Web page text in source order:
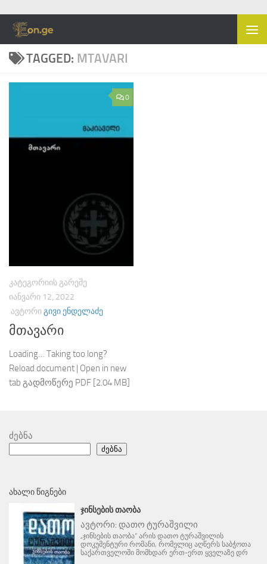
Skip to content
TAGGED: MTAVARI
0
ᲙᲐᲢᲔᲒᲝᲠᲘᲘᲡ ᲒᲐᲠᲔᲨᲔ
ᲘᲐᲜᲕᲐᲠᲘ 12, 2022
ᲐᲕᲢᲝᲠᲘᲒᲘᲕᲘ ᲔᲜᲓᲔᲚᲐᲫᲔ
მთავარი
Loading… Taking too long?
Reload document | Open in new
tab გადმოწერე PDF [2.04 MB]
ძებნა
ძებნა
ᲐᲮᲐᲚᲘ ᲬᲘᲒᲜᲔᲑᲘ
ᲯᲘᲜᲡᲔᲑᲘᲡ ᲗᲐᲝᲑᲐ
ავტორი: დათო ტურაშვილი
„ჯინსების თაობა“ არის დათო ტურაშვილის
დოკუმენტური რომანი, რომელიც აღწერს საბჭოთა
საქართველოში მომხდარ ერთ-ერთ ყველაზე დრ